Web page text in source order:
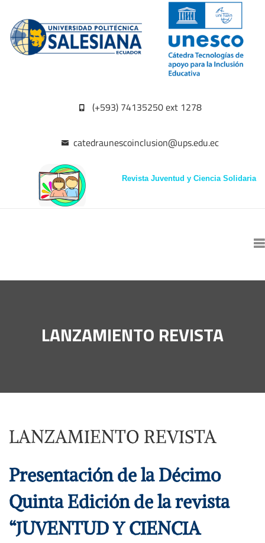
(+593) 74135250 ext 1278
catedraunescoinclusion@ups.edu.ec
Revista Juventud y Ciencia Solidaria
LANZAMIENTO REVISTA
LANZAMIENTO REVISTA
Presentación de la Décimo
Quinta Edición de la revista
“JUVENTUD Y CIENCIA